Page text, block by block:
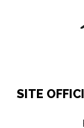
SITE